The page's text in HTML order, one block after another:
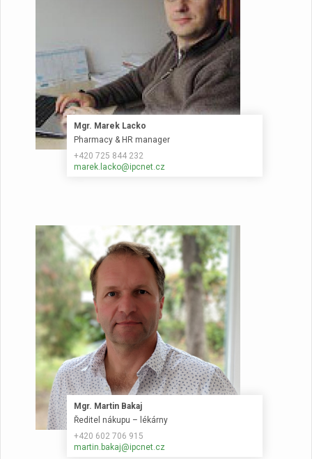
Mgr. Marek Lacko
Pharmacy & HR manager
+420 725 844 232
marek.lacko@ipcnet.cz
Mgr. Martin Bakaj
Ředitel nákupu – lékárny
+420 602 706 915
martin.bakaj@ipcnet.cz